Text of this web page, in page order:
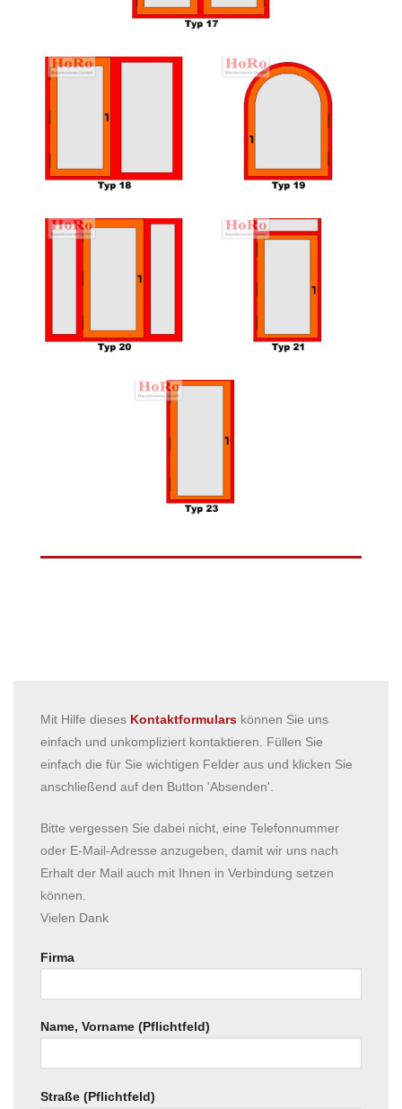
Mit Hilfe dieses Kontaktformulars können Sie uns
einfach und unkompliziert kontaktieren. Füllen Sie
einfach die für Sie wichtigen Felder aus und klicken Sie
anschließend auf den Button 'Absenden'.
Bitte vergessen Sie dabei nicht, eine Telefonnummer
oder E-Mail-Adresse anzugeben, damit wir uns nach
Erhalt der Mail auch mit Ihnen in Verbindung setzen
können.
Vielen Dank
Firma
Name, Vorname (Pflichtfeld)
Straße (Pflichtfeld)